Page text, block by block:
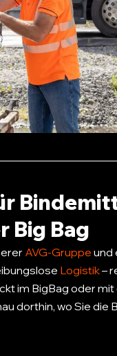
Big Bag
AVG-Gruppe und
Logistik–
im BigBag oder
dorthin, wo Sie die